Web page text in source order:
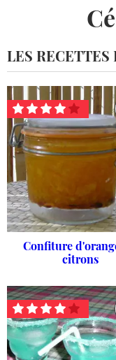
LES
Confiture
citrons